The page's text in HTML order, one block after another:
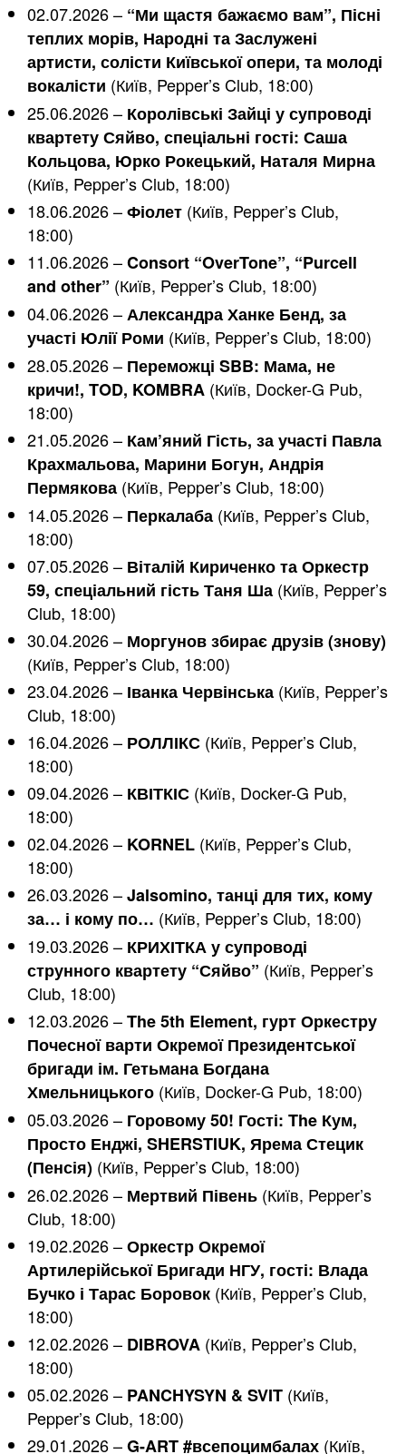
02.07.2026 – “Ми щастя бажаємо вам”, Пісні
теплих морів, Народні та Заслужені
артисти, солісти Київської опери, та молоді
вокалісти (Київ, Pepper’s Club, 18:00)
25.06.2026 – Королівські Зайці у супроводі
квартету Сяйво, спеціальні гості: Саша
Кольцова, Юрко Рокецький, Наталя Мирна
(Київ, Pepper’s Club, 18:00)
18.06.2026 –Фіолет (Київ, Pepper’s Club,
18:00)
11.06.2026 –Consort “OverTone”, “Purcell
and other” (Київ, Pepper’s Club, 18:00)
04.06.2026 –Александра Ханке Бенд, за
участі Юлії Роми (Київ, Pepper’s Club, 18:00)
28.05.2026 – Переможці SBB: Мама, не
кричи!, TOD, KOMBRA (Київ, Docker-G Pub,
18:00)
21.05.2026 – Кам’яний Гість, за участі Павла
Крахмальова, Марини Богун, Андрія
Пермякова (Київ, Pepper’s Club, 18:00)
14.05.2026 – Перкалаба (Київ, Pepper’s Club,
18:00)
07.05.2026 – Віталій Кириченко та Оркестр
59, спеціальний гість Таня Ша (Київ, Pepper’s
Club, 18:00)
30.04.2026 – Моргунов збирає друзів (знову)
(Київ, Pepper’s Club, 18:00)
23.04.2026 – Іванка Червінська (Київ, Pepper’s
Club, 18:00)
16.04.2026 – РОЛЛІКС (Київ, Pepper’s Club,
18:00)
09.04.2026 – КВІТКІС (Київ, Docker-G Pub,
18:00)
02.04.2026 – KORNEL (Київ, Pepper’s Club,
18:00)
26.03.2026 –Jalsomino, танці для тих, кому
за… і кому по… (Київ, Pepper’s Club, 18:00)
19.03.2026 – КРИХІТКА у супроводі
струнного квартету “Сяйво” (Київ, Pepper’s
Club, 18:00)
12.03.2026 –The 5th Element, гурт Оркестру
Почесної варти Окремої Президентської
бригади ім. Гетьмана Богдана
Хмельницького (Київ, Docker-G Pub, 18:00)
05.03.2026 – Горовому 50! Гості: The Кум,
Просто Енджі, SHERSTIUK, Ярема Стецик
(Пенсія) (Київ, Pepper’s Club, 18:00)
26.02.2026 – Мертвий Півень (Київ, Pepper’s
Club, 18:00)
19.02.2026 –Оркестр Окремої
Артилерійської Бригади НГУ, гості: Влада
Бучко і Тарас Боровок (Київ, Pepper’s Club,
18:00)
12.02.2026 – DIBROVA (Київ, Pepper’s Club,
18:00)
05.02.2026 – PANCHYSYN & SVIT (Київ,
Pepper’s Club, 18:00)
29.01.2026 –G-ART #всепоцимбалах (Київ,